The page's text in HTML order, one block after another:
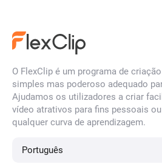
Remover
O FlexClip é um programa de
simples mas poderoso adequado
Ajudamos os utilizadores a criar
vídeo atrativos para fins pessoais
qualquer curva de aprendizagem.
Português